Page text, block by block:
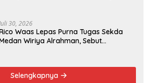
30, 2026
Waas Lepas Purna Tugas Sekda
Wiriya Alrahman, Sebut
Selengkapnya